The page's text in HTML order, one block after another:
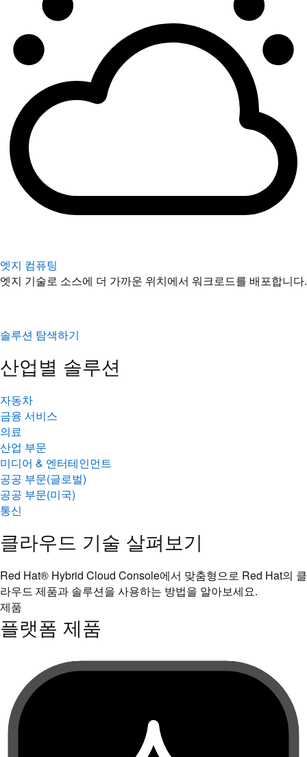
엣지 컴퓨팅
엣지 기술로 소스에 더 가까운 위치에서 워크로드를 배포합니다.
솔루션 탐색하기
산업별 솔루션
자동차
금융 서비스
의료
산업 부문
미디어 & 엔터테인먼트
공공 부문(글로벌)
공공 부문(미국)
통신
클라우드 기술 살펴보기
Red Hat® Hybrid Cloud Console에서 맞춤형으로 Red Hat의 클
라우드 제품과 솔루션을 사용하는 방법을 알아보세요.
제품
플랫폼 제품